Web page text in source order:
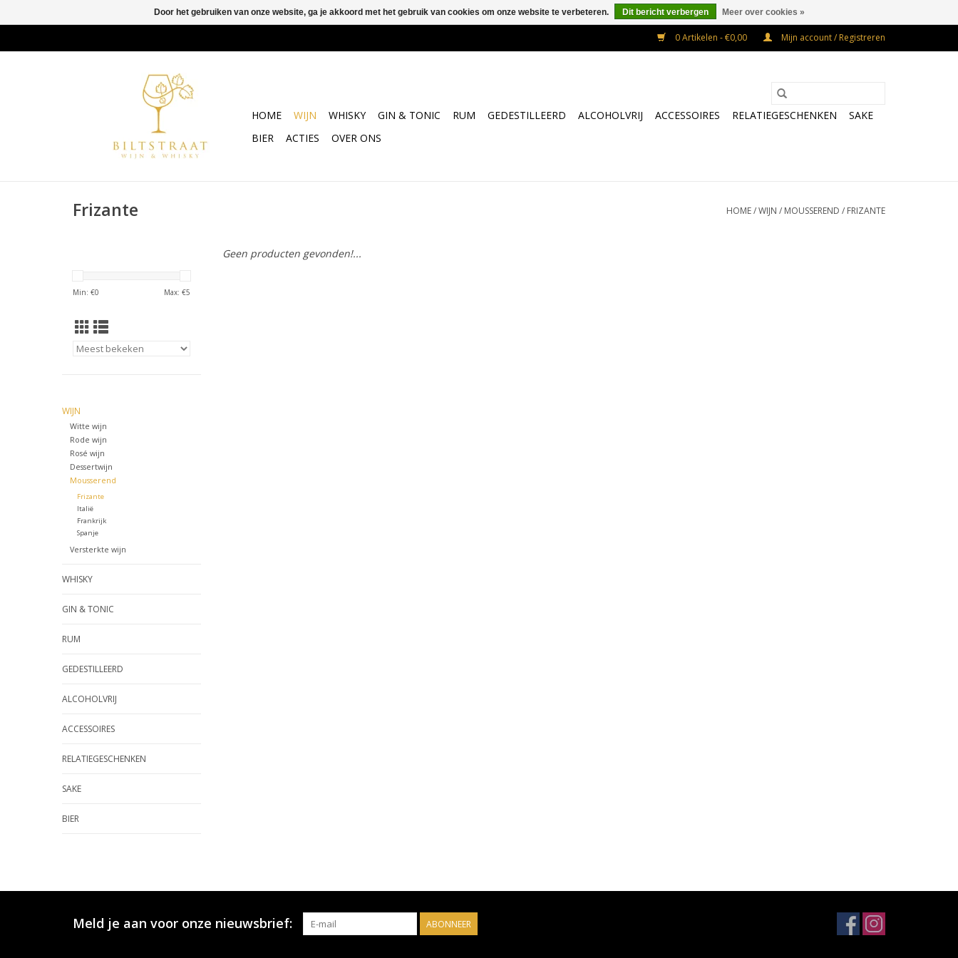
0 Artikelen - €0,00 Mijn account / Registreren
HOME WIJN WHISKY GIN & TONIC RUM GEDESTILLEERD ALCOHOLVRIJ ACCESSOIRES RELATIEGESCHENKEN
SAKE
BIER
ACTIES OVER ONS
Frizante HOME/WIJN / MOUSSEREND / FRIZANTE
Min: €0 Max: €5
WIJN
Witte wijn
Rode wijn
Rosé wijn
Dessertwijn
Mousserend
Frizante
Italië
Frankrijk
Spanje
Versterkte wijn
WHISKY
GIN & TONIC
RUM
GEDESTILLEERD
ALCOHOLVRIJ
ACCESSOIRES
RELATIEGESCHENKEN
SAKE
BIER
Geen producten gevonden!...
Meld je aan voor onze nieuwsbrief: ABONNEER
Door het gebruiken van onze website, ga je akkoord met het gebruik van cookies om onze website te verbeteren. Dit bericht verbergen Meer over cookies »